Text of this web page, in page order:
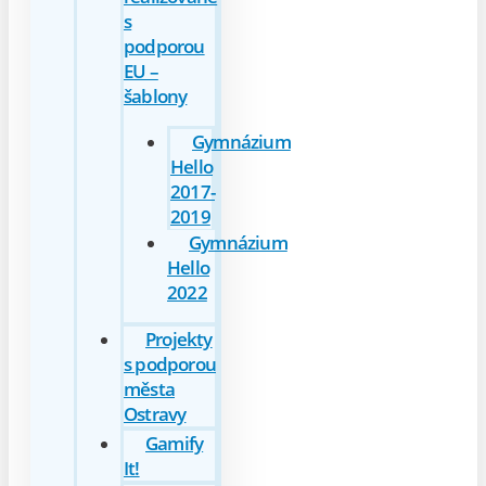
s
podporou
EU –
šablony
Gymnázium
Hello
2017-
2019
Gymnázium
Hello
2022
Projekty
s podporou
města
Ostravy
Gamify
It!